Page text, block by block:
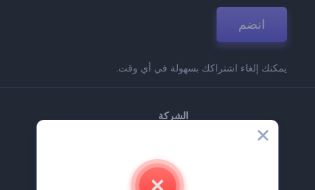
انضم
يمكنك إلغاء اشتراكك بسهولة في أي وقت.
الشركة
اتصل بنا
وظائف